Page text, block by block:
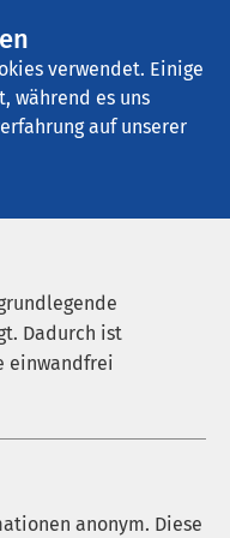
verwendet. Einige
während es uns
auf unserer
Dadurch ist
einwandfrei
anonym. Diese
in